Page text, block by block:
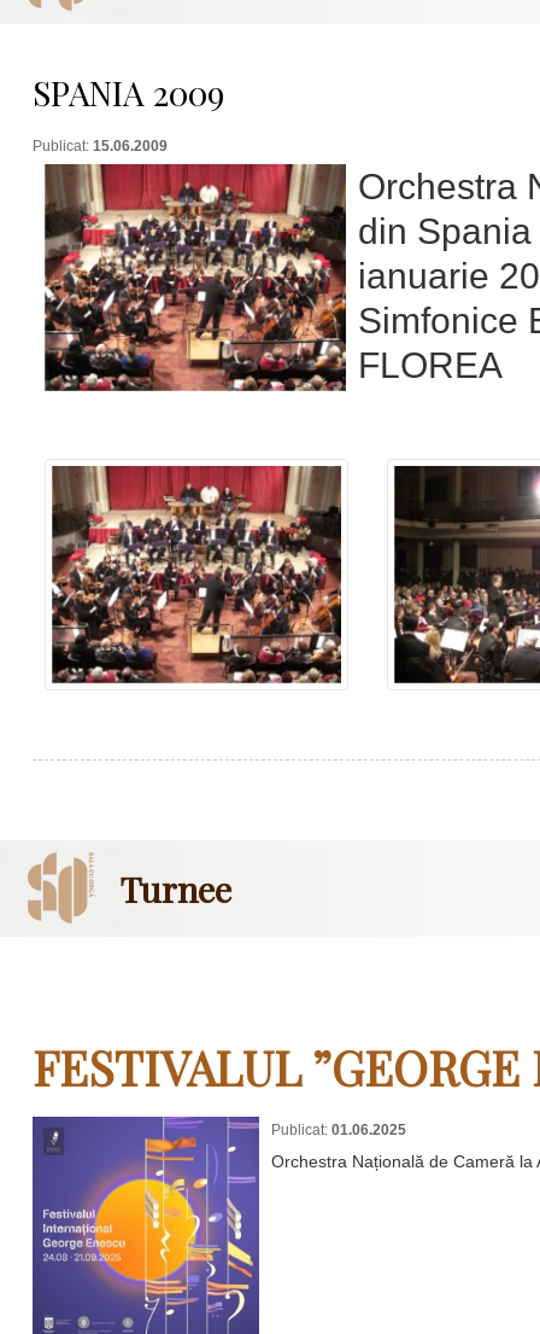
SPANIA 2009
Publicat: 15.06.2009
Orchestra
din
ianuarie
Simfonice
FLOREA
Turnee
FESTIVALUL ”GEORGE
Publicat: 01.06.2025
Orchestra Națională de Cameră la